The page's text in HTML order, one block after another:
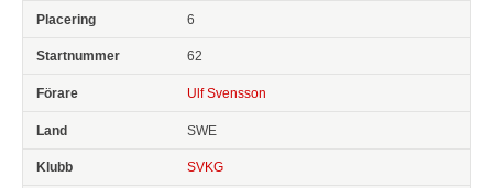
6
62
Ulf Svensson
SWE
SVKG